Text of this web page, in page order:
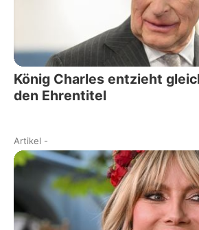
König Charles entzieht
den Ehrentitel
Artikel -